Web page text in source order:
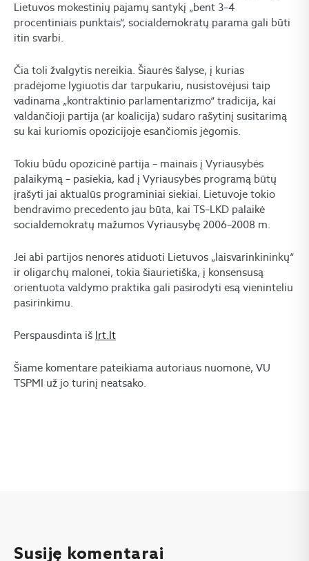
Lietuvos mokestinių pajamų santykį „bent 3–4
procentiniais punktais“, socialdemokratų parama gali būti
itin svarbi.
Čia toli žvalgytis nereikia. Šiaurės šalyse, į kurias
pradėjome lygiuotis dar tarpukariu, nusistovėjusi taip
vadinama „kontraktinio parlamentarizmo“ tradicija, kai
valdančioji partija (ar koalicija) sudaro rašytinį susitarimą
su kai kuriomis opozicijoje esančiomis jėgomis.
Tokiu būdu opozicinė partija – mainais į Vyriausybės
palaikymą – pasiekia, kad į Vyriausybės programą būtų
įrašyti jai aktualūs programiniai siekiai. Lietuvoje tokio
bendravimo precedento jau būta, kai TS–LKD palaikė
socialdemokratų mažumos Vyriausybę 2006–2008 m.
Jei abi partijos nenorės atiduoti Lietuvos „laisvarinkininkų“
ir oligarchų malonei, tokia šiaurietiška, į konsensusą
orientuota valdymo praktika gali pasirodyti esą vieninteliu
pasirinkimu.
Perspausdinta iš lrt.lt
Šiame komentare pateikiama autoriaus nuomonė, VU
TSPMI už jo turinį neatsako.
Susiję komentarai